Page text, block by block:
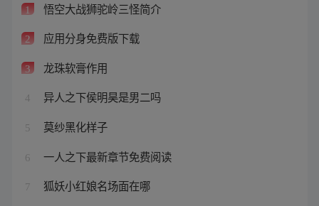
1 悟空大战狮驼岭三怪简介
2 应用分身免费版下载
3 龙珠软膏作用
4 异人之下侯明昊是男二吗
5 莫纱黑化样子
6 一人之下最新章节免费阅读
7 狐妖小红娘名场面在哪